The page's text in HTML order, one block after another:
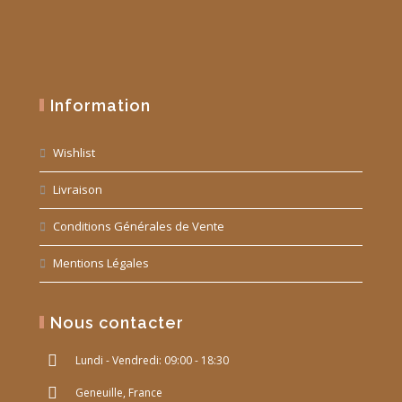
Information
Wishlist
Livraison
Conditions Générales de Vente
Mentions Légales
Nous contacter
Lundi - Vendredi: 09:00 - 18:30
Geneuille, France